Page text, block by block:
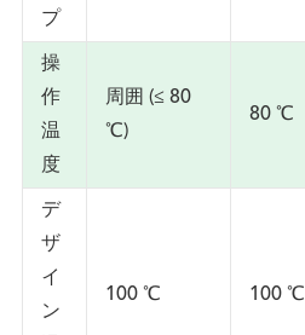
プ
操
作
温
度
周囲 (≤ 80
℃)
80 ℃
デ
ザ
イ
ン
100 ℃ 100 ℃